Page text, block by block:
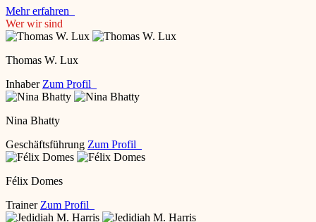
Mehr erfahren
Wer wir sind
Thomas W. Lux
Inhaber Zum Profil
Nina Bhatty
Geschäftsführung Zum Profil
Félix Domes
Trainer Zum Profil